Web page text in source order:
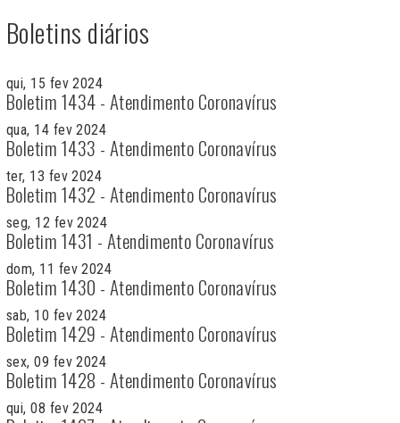
Boletins diários
qui, 15 fev 2024
Boletim 1434 - Atendimento Coronavírus
qua, 14 fev 2024
Boletim 1433 - Atendimento Coronavírus
ter, 13 fev 2024
Boletim 1432 - Atendimento Coronavírus
seg, 12 fev 2024
Boletim 1431 - Atendimento Coronavírus
dom, 11 fev 2024
Boletim 1430 - Atendimento Coronavírus
sab, 10 fev 2024
Boletim 1429 - Atendimento Coronavírus
sex, 09 fev 2024
Boletim 1428 - Atendimento Coronavírus
qui, 08 fev 2024